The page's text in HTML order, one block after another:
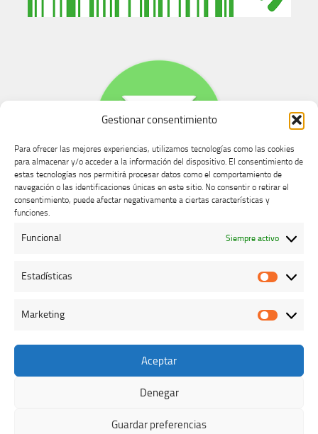
Gestionar consentimiento
Para ofrecer las mejores experiencias, utilizamos tecnologías como las cookies
para almacenar y/o acceder a la información del dispositivo. El consentimiento de
estas tecnologías nos permitirá procesar datos como el comportamiento de
navegación o las identificaciones únicas en este sitio. No consentir o retirar el
consentimiento, puede afectar negativamente a ciertas características y
funciones.
Funcional Siempre activo
Estadísticas
Marketing
Aceptar
Denegar
Guardar preferencias
Buzón de dudas, quejas y sugerencias
Colegio Oficial de Veterinarios de Cáceres © 2026. Todos los
- Diseñado con el